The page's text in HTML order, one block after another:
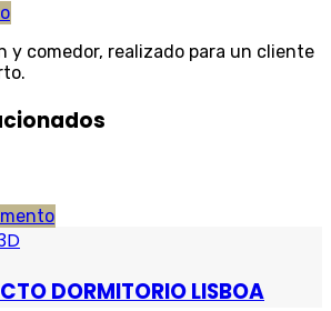
y comedor, realizado para un cliente
DORMITORIO LISBOA